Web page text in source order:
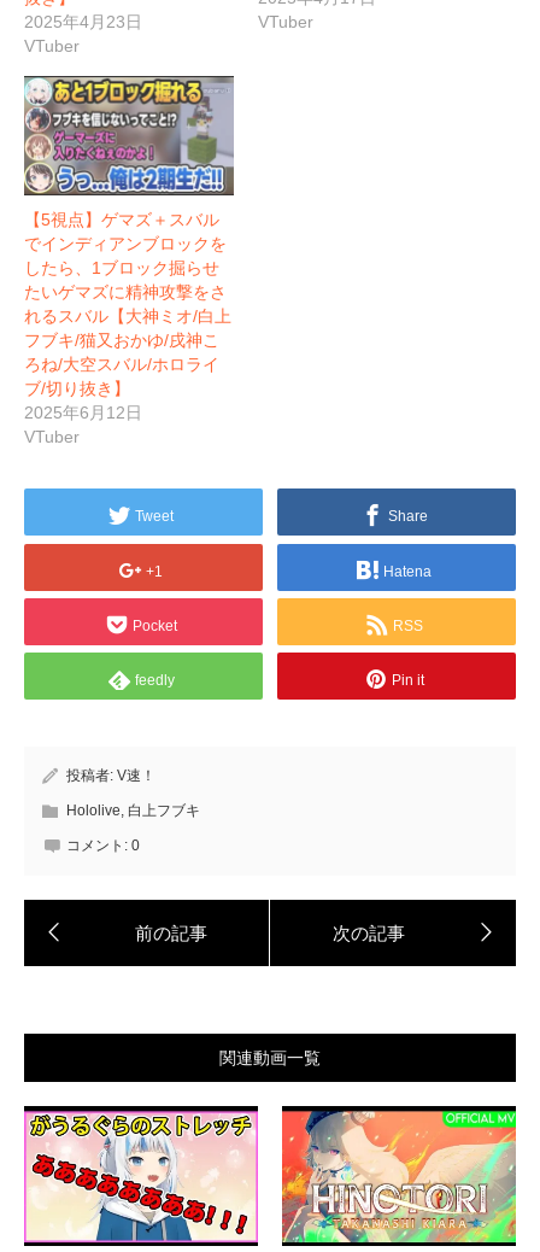
2025年4月23日
VTuber
VTuber
【5視点】ゲマズ＋スバル
でインディアンブロックを
したら、1ブロック掘らせ
たいゲマズに精神攻撃をさ
れるスバル【大神ミオ/白上
フブキ/猫又おかゆ/戌神こ
ろね/大空スバル/ホロライ
ブ/切り抜き】
2025年6月12日
VTuber
Tweet Share
+1 Hatena
Pocket RSS
feedly Pin it
投稿者: V速！
Hololive 白上フブキ
コメント: 0
関連動画一覧